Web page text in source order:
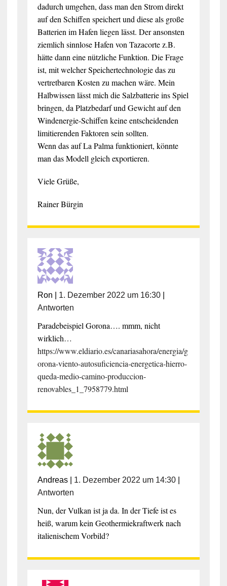
dadurch umgehen, dass man den Strom direkt
auf den Schiffen speichert und diese als große
Batterien im Hafen liegen lässt. Der ansonsten
ziemlich sinnlose Hafen von Tazacorte z.B.
hätte dann eine nützliche Funktion. Die Frage
ist, mit welcher Speichertechnologie das zu
vertretbaren Kosten zu machen wäre. Mein
Halbwissen lässt mich die Salzbatterie ins Spiel
bringen, da Platzbedarf und Gewicht auf den
Windenergie-Schiffen keine entscheidenden
limitierenden Faktoren sein sollten.
Wenn das auf La Palma funktioniert, könnte
man das Modell gleich exportieren.
Viele Grüße,
Rainer Bürgin
Ron 1. Dezember 2022 um 16:30|
Antworten
Paradebeispiel Gorona…. mmm, nicht
wirklich…
https://www.eldiario.es/canariasahora/energia/g
orona-viento-autosuficiencia-energetica-hierro-
queda-medio-camino-produccion-
renovables_1_7958779.html
Andreas| 1. Dezember 2022 um 14:30|
Antworten
Nun, der Vulkan ist ja da. In der Tiefe ist es
heiß, warum kein Geothermiekraftwerk nach
italienischem Vorbild?